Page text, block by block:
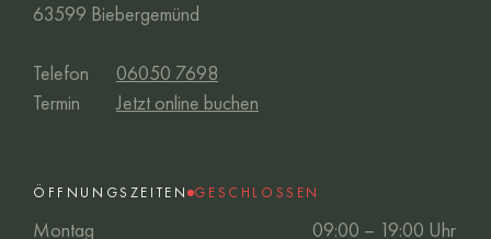
63599 Biebergemünd
Telefon
06050 7698
Termin
Jetzt online buchen
ÖFFNUNGSZEITEN GESCHLOSSEN
Montag 09:00 – 19:00 Uhr